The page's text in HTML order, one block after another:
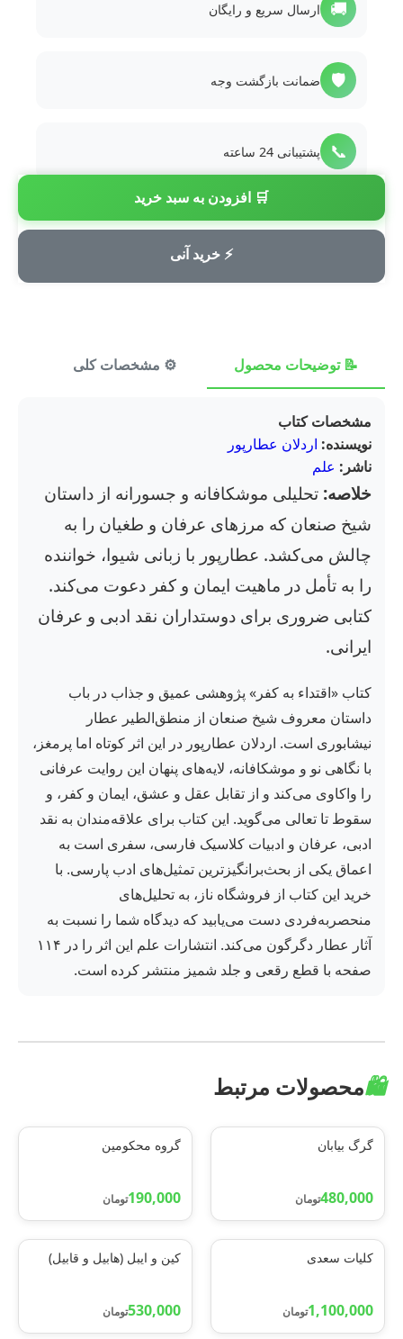
🛒 افزودن به سبد خرید
⚡ خرید آنی
🚚 ارسال سریع و رایگان
🛡️ ضمانت بازگشت وجه
📞 پشتیبانی 24 ساعته
💳 پرداخت امن
📝 توضیحات محصول ⚙️ مشخصات کلی
مشخصات کتاب
نویسنده: اردلان عطارپور
ناشر: علم
خلاصه: تحلیلی موشکافانه و جسورانه از داستان
شیخ صنعان که مرزهای عرفان و طغیان را به
چالش می‌کشد. عطارپور با زبانی شیوا، خواننده
را به تأمل در ماهیت ایمان و کفر دعوت می‌کند.
کتابی ضروری برای دوستداران نقد ادبی و عرفان
ایرانی.
کتاب «اقتداء به کفر» پژوهشی عمیق و جذاب در باب
داستان معروف شیخ صنعان از منطق‌الطیر عطار
نیشابوری است. اردلان عطارپور در این اثر کوتاه اما پرمغز،
با نگاهی نو و موشکافانه، لایه‌های پنهان این روایت عرفانی
را واکاوی می‌کند و از تقابل عقل و عشق، ایمان و کفر، و
سقوط تا تعالی می‌گوید. این کتاب برای علاقه‌مندان به نقد
ادبی، عرفان و ادبیات کلاسیک فارسی، سفری است به
اعماق یکی از بحث‌برانگیزترین تمثیل‌های ادب پارسی. با
خرید این کتاب از فروشگاه ناز، به تحلیل‌های
منحصربه‌فردی دست می‌یابید که دیدگاه شما را نسبت به
آثار عطار دگرگون می‌کند. انتشارات علم این اثر را در ۱۱۴
صفحه با قطع رقعی و جلد شمیز منتشر کرده است.
🛍️محصولات مرتبط
گرگ بیابان
480,000تومان
گروه محکومین
190,000تومان
کلیات سعدی
1,100,000تومان
کین و ایبل (هابیل و قابیل)
530,000تومان